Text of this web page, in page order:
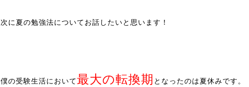
次に夏の勉強法についてお話したいと思います！
僕の受験生活において最大の転換期 となったのは夏休みです。